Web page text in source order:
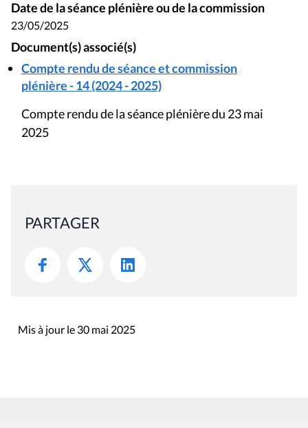
Date de la séance plénière ou de la commission
23/05/2025
Document(s) associé(s)
Compte rendu de séance et commission
plénière - 14 (2024 - 2025)
Compte rendu de la séance plénière du 23 mai
2025
PARTAGER
Mis à jour le 30 mai 2025